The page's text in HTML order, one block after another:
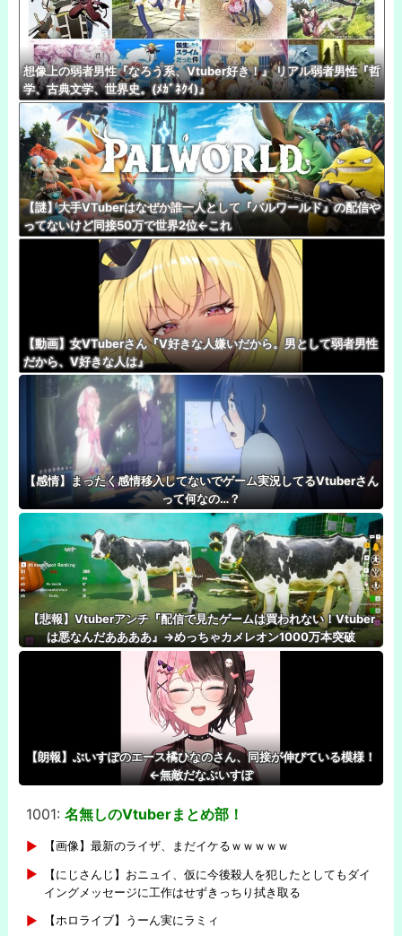
想像上の弱者男性『なろう系、Vtuber好き！』 リアル弱者男性『哲
学、古典文学、世界史。(ﾒｶﾞﾈｸｲ)』
【謎】大手VTuberはなぜか誰一人として『パルワールド』の配信や
ってないけど同接50万で世界2位←これ
【動画】女VTuberさん『V好きな人嫌いだから。男として弱者男性
だから、V好きな人は』
【感情】まったく感情移入してないでゲーム実況してるVtuberさん
って何なの…？
【悲報】Vtuberアンチ『配信で見たゲームは買われない！Vtuber
は悪なんだああああ』→めっちゃカメレオン1000万本突破
【朗報】ぶいすぽのエース橘ひなのさん、同接が伸びている模様！
←無敵だなぶいすぽ
1001: 名無しのVtuberまとめ部！
【画像】最新のライザ、まだイケるｗｗｗｗｗ
【にじさんじ】おニュイ、仮に今後殺人を犯したとしてもダイ
イングメッセージに工作はせずきっちり拭き取る
【ホロライブ】うーん実にラミィ